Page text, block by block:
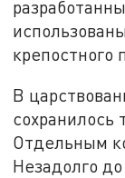
крепостного
В
сохранилось
Отдельным
Незадолго